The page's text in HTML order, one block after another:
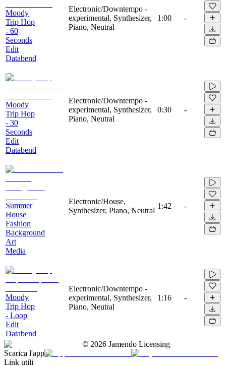
Moody
Trip Hop
- 60
Seconds
Edit
Databend
Electronic/Downtempo -
experimental, Synthesizer,
Piano, Neutral
1:00 -
Moody
Trip Hop
- 30
Seconds
Edit
Databend
Electronic/Downtempo -
experimental, Synthesizer,
Piano, Neutral
0:30 -
Summer
House
Fashion
Background
Art
Media
Electronic/House,
Synthesizer, Piano, Neutral
1:42 -
Moody
Trip Hop
- Loop
Edit
Databend
Electronic/Downtempo -
experimental, Synthesizer,
Piano, Neutral
1:16 -
© 2026 Jamendo Licensing
Scarica l'app
Link utili